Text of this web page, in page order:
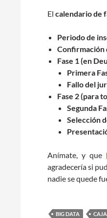
El calendario de
Periodo de
Confirmación
Fase 1 (en
Primera
Fallo del
Fase 2 (para
Segunda
Selección
Anímate, y que
agradecería si
nadie se quede
BIG DATA